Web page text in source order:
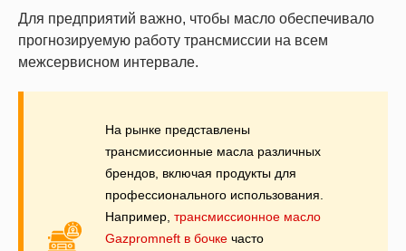
Для предприятий важно, чтобы масло обеспечивало
прогнозируемую работу трансмиссии на всем
межсервисном интервале.
На рынке представлены
трансмиссионные масла различных
брендов, включая продукты для
профессионального использования.
Например, трансмиссионное масло
Gazpromneft в бочке часто